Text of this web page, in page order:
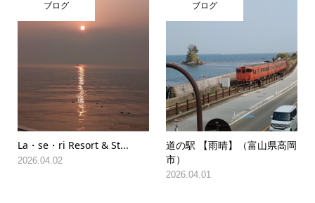
ブログ
La・se・ri Resort & St...
2026.04.02
ブログ
道の駅 【雨晴】（富山県高岡
市）
2026.04.01